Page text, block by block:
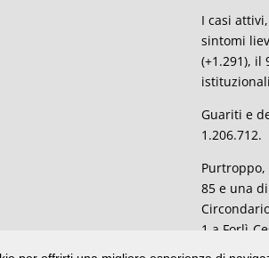
I casi
sintomi
(+1.291),
Guariti e
1.206.712.
Purtroppo,
85 e una
1 a Forlì-